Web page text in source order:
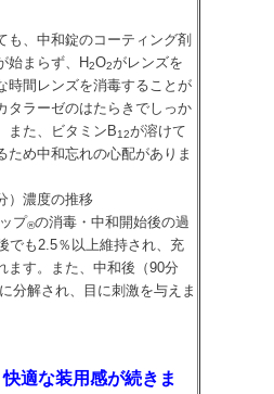
も、中和錠のコーティング剤
始まらず、H2O2がレンズを
時間レンズを消毒することが
タラーゼのはたらきでしっか
また、ビタミンB12が溶けて
ため中和忘れの心配がありま
）濃度の推移
プ®の消毒・中和開始後の過
でも2.5％以上維持され、充
ます。また、中和後（90分
分解され、目に刺激を与えま
適な装用感が続きま